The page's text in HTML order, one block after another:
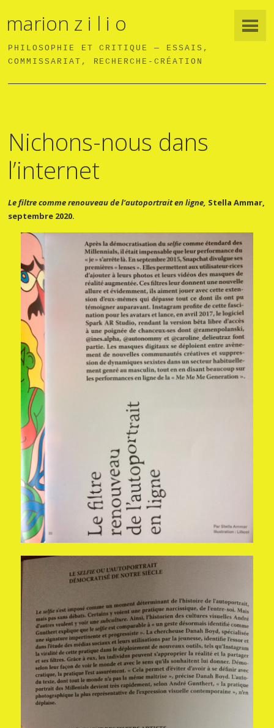
marion z i l i o
PHILOSOPHIE ET CRITIQUE — ESSAIS,
COMMISSARIAT, RECHERCHE-CRÉATION
Nichons-nous dans
l’internet
Le filtre comme renouveau de l’autoportrait en ligne, Stella Ammar,
septembre 2020.